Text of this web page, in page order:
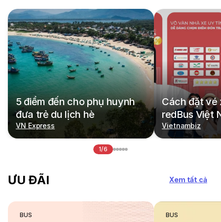
5 điểm đến cho phụ huynh
đưa trẻ du lịch hè
VN Express
Cách đặt vé
redBus Việt
Vietnambiz
1/6
ƯU ĐÃI Xem tất cả
BUS BUS